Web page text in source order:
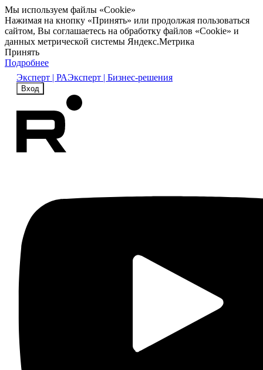
Мы используем файлы «Cookie»
Нажимая на кнопку «Принять» или продолжая пользоваться
сайтом, Вы соглашаетесь на обработку файлов «Cookie» и
данных метрической системы Яндекс.Метрика
Принять
Подробнее
Эксперт | РАЭксперт | Бизнес-решения
Вход